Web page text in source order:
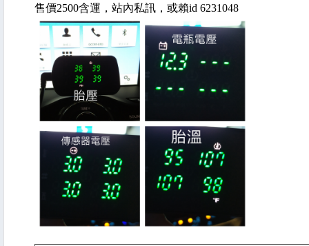
售價2500含運，站內私訊，或賴id 6231048